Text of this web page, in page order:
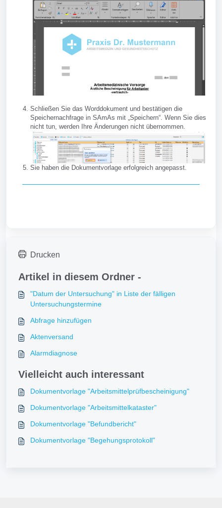
Schließen Sie das Worddokument und bestätigen die
Speichernachfrage in SAmAs mit „Speichern“. Wenn Sie dies
nicht tun, werden Ihre Änderungen nicht übernommen.
Sie haben die Dokumentvorlage erfolgreich angepasst.
Drucken
Artikel in diesem Ordner -
"Datum der Untersuchung" in Liste der fälligen
Untersuchungstermine
Abfrage hinzufügen
Aktenversand
Alarmdiagnose
Vielleicht auch interessant
Dokumentvorlage "Arbeitsmittelprüfbescheinigung"
Dokumentvorlage "Arbeitsmittelkataster"
Dokumentvorlage "Befundbericht"
Dokumentvorlage "Begehungsprotokoll"